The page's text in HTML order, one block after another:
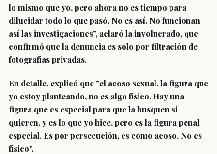
lo mismo que yo, pero ahora no es tiempo para
dilucidar todo lo que pasó. No es así. No funcionan
así las investigaciones", aclaró la involucrado, que
confirmó que la denuncia es solo por filtración de
fotografías privadas.
En detalle, explicó que "el acoso sexual,la figura que
yo estoy planteando,no es algo físico. Hay una
figura que es especial para que la busquen si
quieren, y es lo que yo hice, pero es la figura penal
especial. Es por persecución, es como acoso. No es
físico".